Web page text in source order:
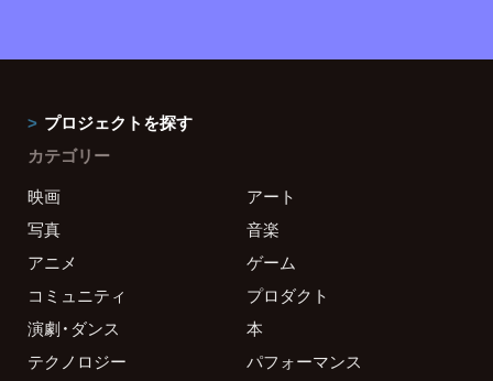
プロジェクトを探す
カテゴリー
映画
アート
写真
音楽
アニメ
ゲーム
コミュニティ
プロダクト
演劇・ダンス
本
テクノロジー
パフォーマンス